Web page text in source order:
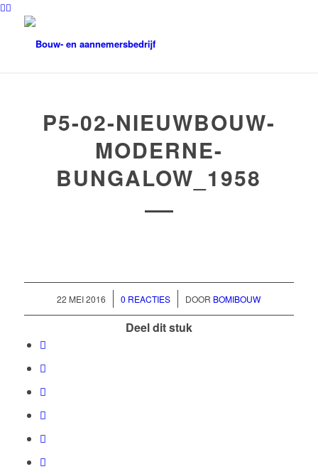
P5-02-NIEUWBOUW-
MODERNE-
BUNGALOW_1958
22 MEI 2016
/ 0 REACTIES
/ DOOR BOMIBOUW
Deel dit stuk